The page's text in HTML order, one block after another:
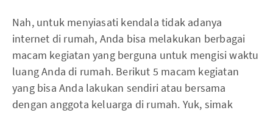
Nah, untuk menyiasati kendala tidak adanya
internet di rumah, Anda bisa melakukan berbagai
macam kegiatan yang berguna untuk mengisi waktu
luang Anda di rumah. Berikut 5 macam kegiatan
yang bisa Anda lakukan sendiri atau bersama
dengan anggota keluarga di rumah. Yuk, simak